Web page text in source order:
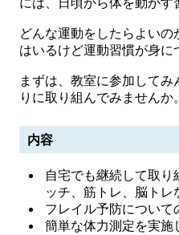
には、日頃から体を動かす
どんな運動をしたらよい
はいるけど運動習慣が身に
まずは、教室に参加してみ
りに取り組んでみませんか。
内容
自宅でも継続して取り
ッチ、筋トレ、脳トレ
フレイル予防について
簡単な体力測定を実施